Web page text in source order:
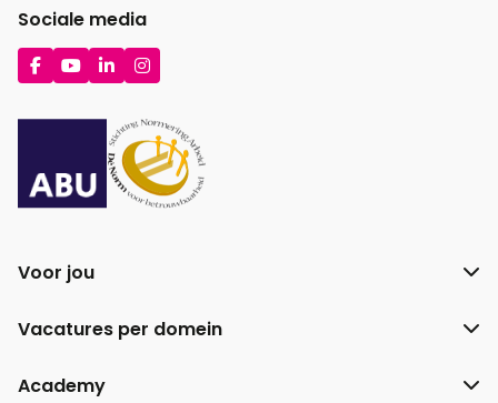
Sociale media
Ga
naar
Facebook
Ga
naar
YouTube
Ga
naar
LinkedIn
Ga
naar
Instagram
Voor jou
Vacatures per domein
Academy